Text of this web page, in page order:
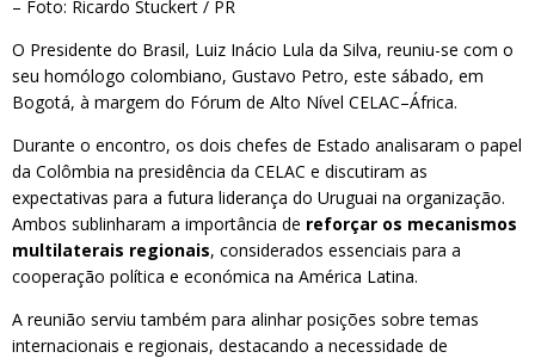
– Foto: Ricardo Stuckert / PR
O Presidente do Brasil, Luiz Inácio Lula da Silva, reuniu-se com o
seu homólogo colombiano, Gustavo Petro, este sábado, em
Bogotá, à margem do Fórum de Alto Nível CELAC–África.
Durante o encontro, os dois chefes de Estado analisaram o papel
da Colômbia na presidência da CELAC e discutiram as
expectativas para a futura liderança do Uruguai na organização.
Ambos sublinharam a importância de reforçar os mecanismos
multilaterais regionais, considerados essenciais para a
cooperação política e económica na América Latina.
A reunião serviu também para alinhar posições sobre temas
internacionais e regionais, destacando a necessidade de